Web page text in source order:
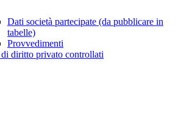
Dati società partecipate (da pubblicare in
tabelle)
Provvedimenti
diritto privato controllati